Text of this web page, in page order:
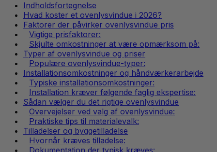
Indholdsfortegnelse
Hvad koster et ovenlysvindue i 2026?
Faktorer der påvirker ovenlysvindue pris
Vigtige prisfaktorer:
Skjulte omkostninger at være opmærksom på:
Typer af ovenlysvindue og priser
Populære ovenlysvindue-typer:
Installationsomkostninger og håndværkerarbejde
Typiske installationsomkostninger:
Installation kræver følgende faglig ekspertise:
Sådan vælger du det rigtige ovenlysvindue
Overvejelser ved valg af ovenlysvindue:
Praktiske tips til materialevalk:
Tilladelser og byggetilladelse
Hvornår kræves tilladelse: